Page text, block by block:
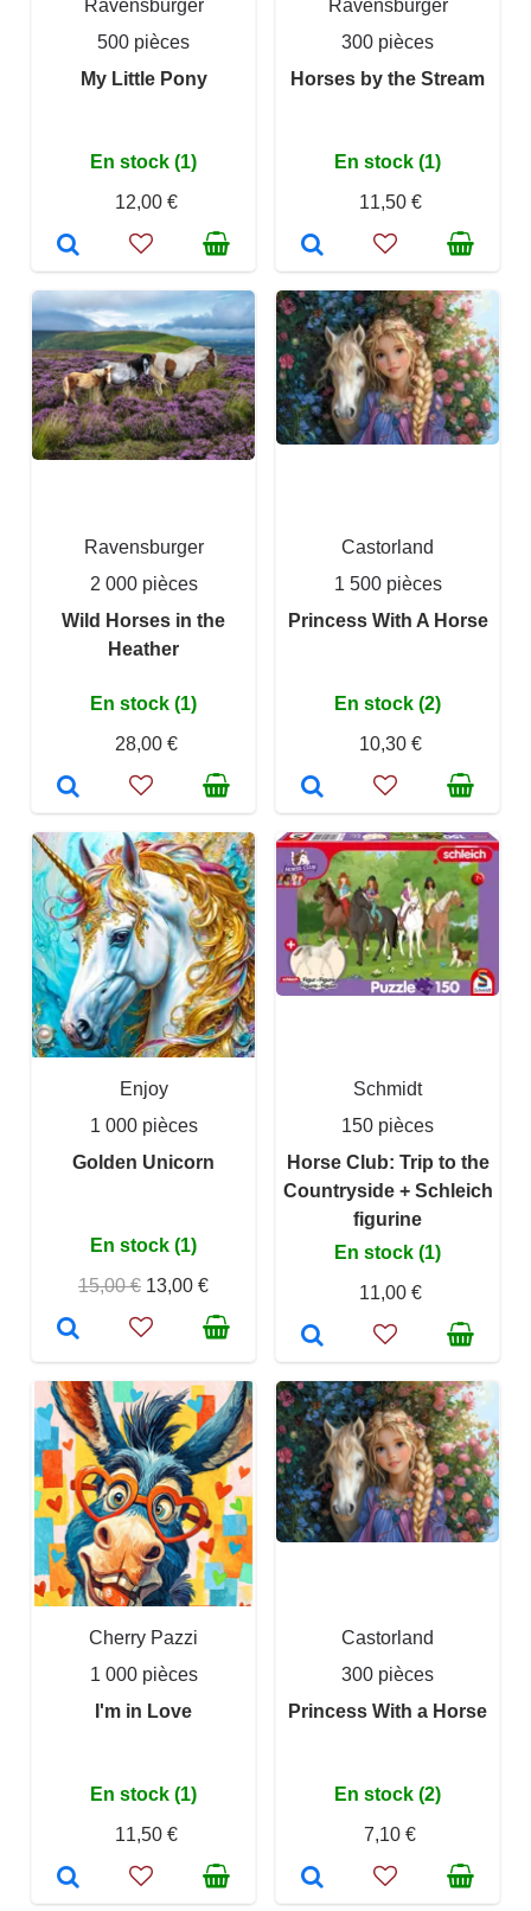
Ravensburger
500 pièces
My Little Pony
En stock (1)
12,00 €
Ravensburger
300 pièces
Horses by the Stream
En stock (1)
11,50 €
Ravensburger
2 000 pièces
Wild Horses in the
Heather
En stock (1)
28,00 €
Castorland
1 500 pièces
Princess With A Horse
En stock (2)
10,30 €
Enjoy
1 000 pièces
Golden Unicorn
En stock (1)
15,00 € 13,00 €
Schmidt
150 pièces
Horse Club: Trip to the
Countryside + Schleich
figurine
En stock (1)
11,00 €
Cherry Pazzi
1 000 pièces
I'm in Love
En stock (1)
11,50 €
Castorland
300 pièces
Princess With a Horse
En stock (2)
7,10 €